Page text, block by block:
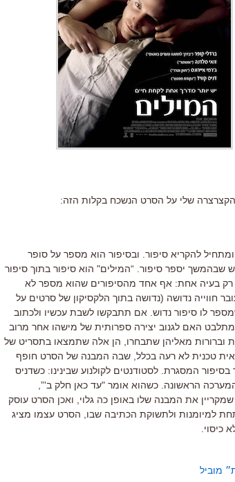
שלי על הסרט הנשכח בקלות הזה:
ומתחיל להקריא סיפור. ובסיפור הוא מספר על סופר
שבהמשך יספר סיפור. “המילים" הוא סיפור בתוך סיפור
רק בעיה אחת: אף אחד מהסיפורים שהוא מספר לא
חווייה נדושה (נדושה בתוך הלקסיקון של סרטים על
לו סיפור נדוש. אם תתבקשו לשבת עכשיו ולכתוב
האם לגנוב יצירה ספרותית של מישהו אחר מרוב
וברורות מאליהן שתבחרו, הן אלה שתמצאו בתסריט של
טכנית לא רעה בכלל, שבה המבנה של הסרט חופף
המסגרת. לסטודנטים לקולנוע שבינינו: כשדניס
הראשונה. כשהוא אומר "עד כאן חלק ב'”,
את המבנה שלו באופן כה גלוי, ואכן הסרט עוסק
למיומנות ולתשוקת הכתיבה שבו, הסרט עצמו מציג
כיסוי.